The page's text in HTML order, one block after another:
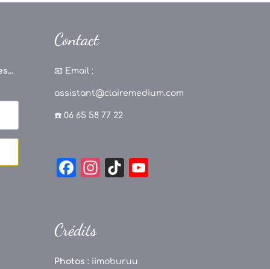
Contact
📧 Email :
assistant@clairemedium.com
☎️ 06 65 58 77 22
F
e
o
In
a
Ti
Crédits
Photos : iimoburuu